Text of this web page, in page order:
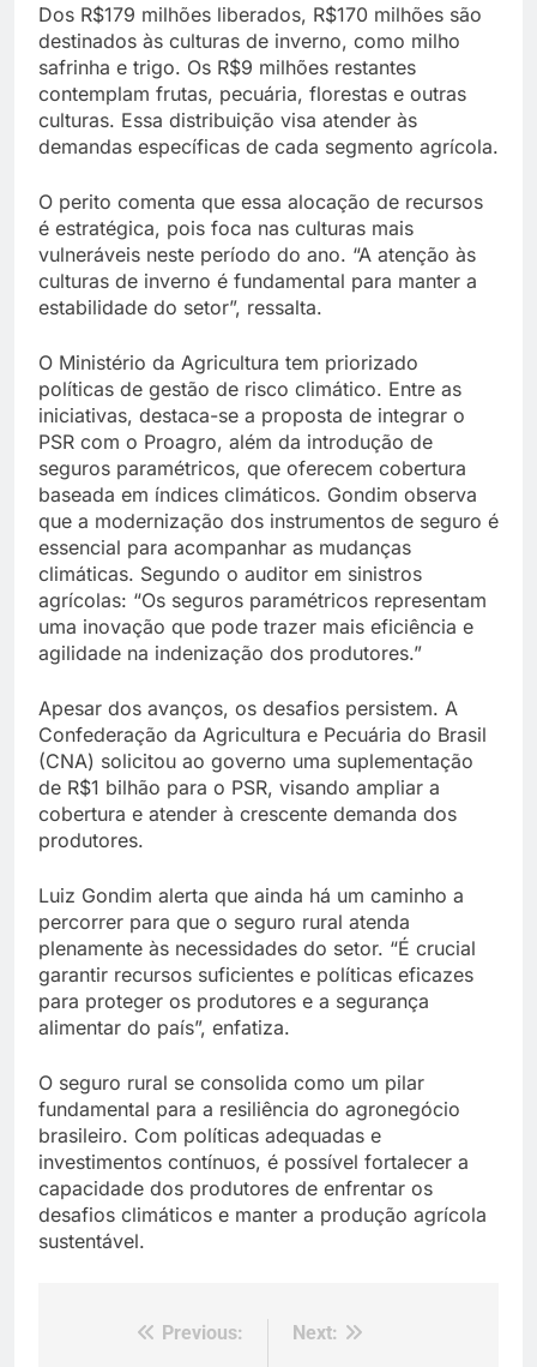
Dos R$179 milhões liberados, R$170 milhões são
destinados às culturas de inverno, como milho
safrinha e trigo. Os R$9 milhões restantes
contemplam frutas, pecuária, florestas e outras
culturas. Essa distribuição visa atender às
demandas específicas de cada segmento agrícola.
O perito comenta que essa alocação de recursos
é estratégica, pois foca nas culturas mais
vulneráveis neste período do ano. “A atenção às
culturas de inverno é fundamental para manter a
estabilidade do setor”, ressalta.
O Ministério da Agricultura tem priorizado
políticas de gestão de risco climático. Entre as
iniciativas, destaca-se a proposta de integrar o
PSR com o Proagro, além da introdução de
seguros paramétricos, que oferecem cobertura
baseada em índices climáticos. Gondim observa
que a modernização dos instrumentos de seguro é
essencial para acompanhar as mudanças
climáticas. Segundo o auditor em sinistros
agrícolas: “Os seguros paramétricos representam
uma inovação que pode trazer mais eficiência e
agilidade na indenização dos produtores.”
Apesar dos avanços, os desafios persistem. A
Confederação da Agricultura e Pecuária do Brasil
(CNA) solicitou ao governo uma suplementação
de R$1 bilhão para o PSR, visando ampliar a
cobertura e atender à crescente demanda dos
produtores.
Luiz Gondim alerta que ainda há um caminho a
percorrer para que o seguro rural atenda
plenamente às necessidades do setor. “É crucial
garantir recursos suficientes e políticas eficazes
para proteger os produtores e a segurança
alimentar do país”, enfatiza.
O seguro rural se consolida como um pilar
fundamental para a resiliência do agronegócio
brasileiro. Com políticas adequadas e
investimentos contínuos, é possível fortalecer a
capacidade dos produtores de enfrentar os
desafios climáticos e manter a produção agrícola
sustentável.
Navegação
Previous:
Next: